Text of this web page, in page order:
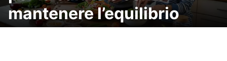
mantenere l’equilibrio